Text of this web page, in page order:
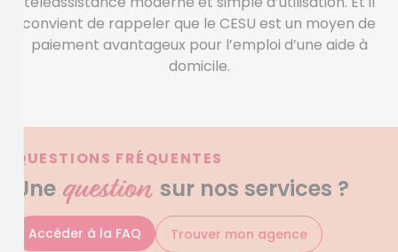
convient de rappeler que le CESU est un moyen de
paiement avantageux pour l’emploi d’une aide à
domicile.
QUESTIONS FRÉQUENTES
Une question sur nos services ?
Accéder à la FAQ Trouver mon agence